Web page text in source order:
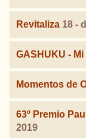
Revitaliza 18 -
GASHUKU -
Momentos de
63º Premio
2019